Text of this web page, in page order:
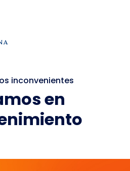
inconvenientes
en